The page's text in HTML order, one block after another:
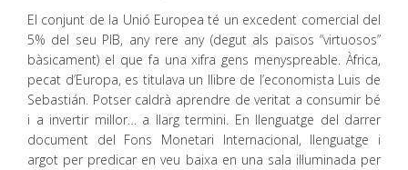
El conjunt de la Unió Europea té un excedent comercial del
5% del seu PIB, any rere any (degut als països “virtuosos”
bàsicament) el que fa una xifra gens menyspreable. Àfrica,
pecat d’Europa, es titulava un llibre de l’economista Luis de
Sebastián. Potser caldrà aprendre de veritat a consumir bé
i a invertir millor… a llarg termini. En llenguatge del darrer
document del Fons Monetari Internacional, llenguatge i
argot per predicar en veu baixa en una sala il·luminada per